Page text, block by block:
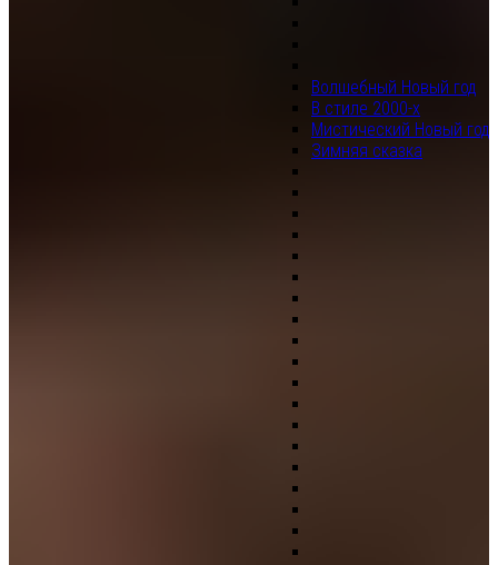
Волшебный Новый год
В стиле 2000-х
Мистический Новый год
Зимняя сказка